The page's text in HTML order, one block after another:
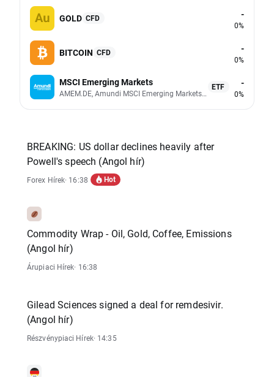
GOLD CFD -
0%
BITCOIN CFD -
0%
MSCI Emerging Markets
AMEM.DE, Amundi MSCI Emerging Markets UCITS (Acc EUR)
ETF -
0%
BREAKING: US dollar declines heavily after
Powell's speech (Angol hír)
Forex Hírek· 16:38 Hot
Commodity Wrap - Oil, Gold, Coffee, Emissions
(Angol hír)
Árupiaci Hírek· 16:38
Gilead Sciences signed a deal for remdesivir.
(Angol hír)
Részvénypiaci Hírek· 14:35